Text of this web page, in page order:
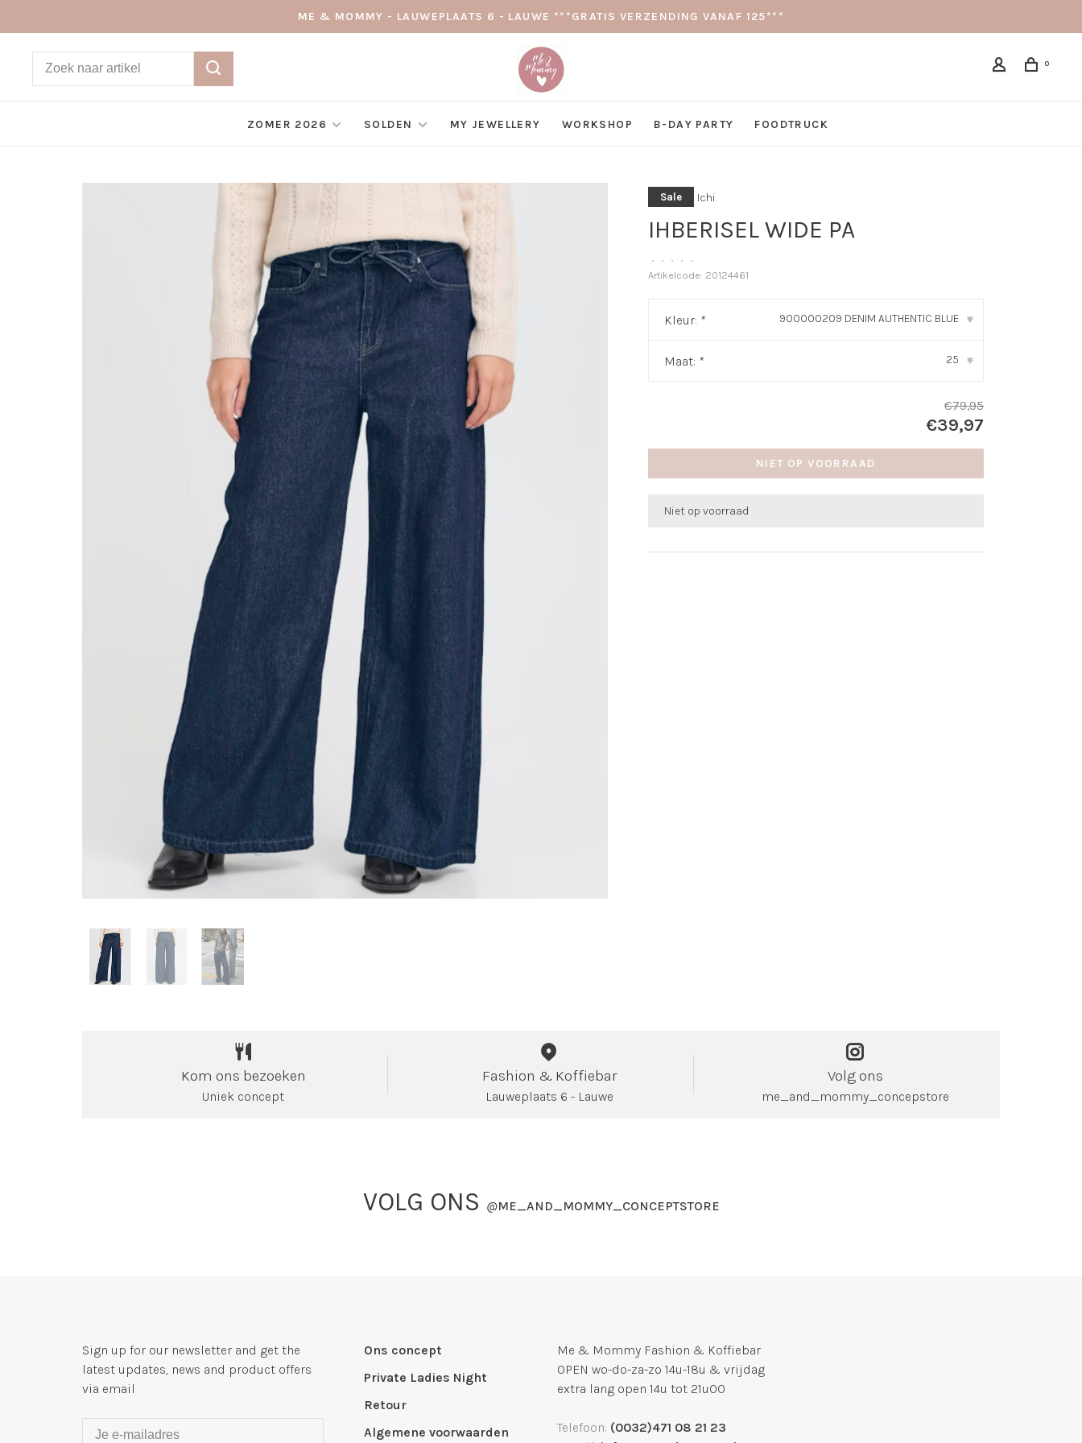
ME & MOMMY - LAUWEPLAATS 6 - LAUWE ***GRATIS VERZENDING VANAF 125***
0
ZOMER 2026 SOLDEN MY JEWELLERY WORKSHOP B-DAY PARTY FOODTRUCK
Sale Ichi
IHBERISEL WIDE PA
• • • •
•
Artikelcode: 20124461
Kleur: * 900000209 DENIM AUTHENTIC BLUE ▾
Maat: * 25 ▾
€79,95
€39,97
NIET OP VOORRAAD
Niet op voorraad
Kom ons bezoeken
Uniek concept
Fashion & Koffiebar
Lauweplaats 6 - Lauwe
Volg ons
me_and_mommy_concepstore
VOLG ONS @ME_AND_MOMMY_CONCEPTSTORE
Sign up for our newsletter and get the
latest updates, news and product offers
via email
Ons concept
Private Ladies Night
Retour
Algemene voorwaarden
Me & Mommy Fashion & Koffiebar
OPEN wo-do-za-zo 14u-18u & vrijdag
extra lang open 14u tot 21u00
Telefoon: (0032)471 08 21 23